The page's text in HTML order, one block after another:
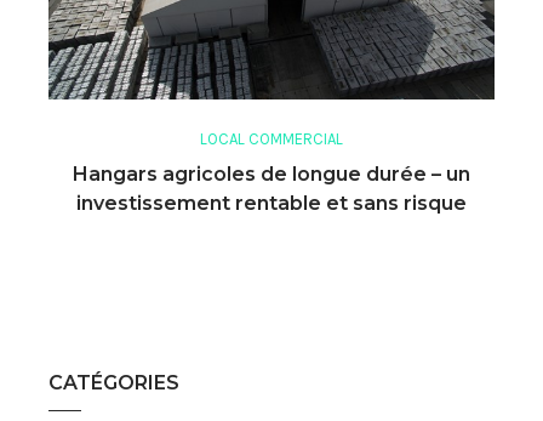
LOCAL COMMERCIAL
Hangars agricoles de longue durée – un
investissement rentable et sans risque
CATÉGORIES